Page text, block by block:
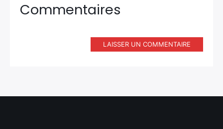
Commentaires
LAISSER UN COMMENTAIRE